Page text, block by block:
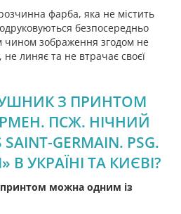
фарба, яка не містить
безпосередньо
чином зображення згодом не
не линяє та не втрачає своєї
З ПРИНТОМ
ПСЖ. НІЧНИЙ
GERMAIN. PSG.
В УКРАЇНІ ТА КИЄВІ?
можна одним із